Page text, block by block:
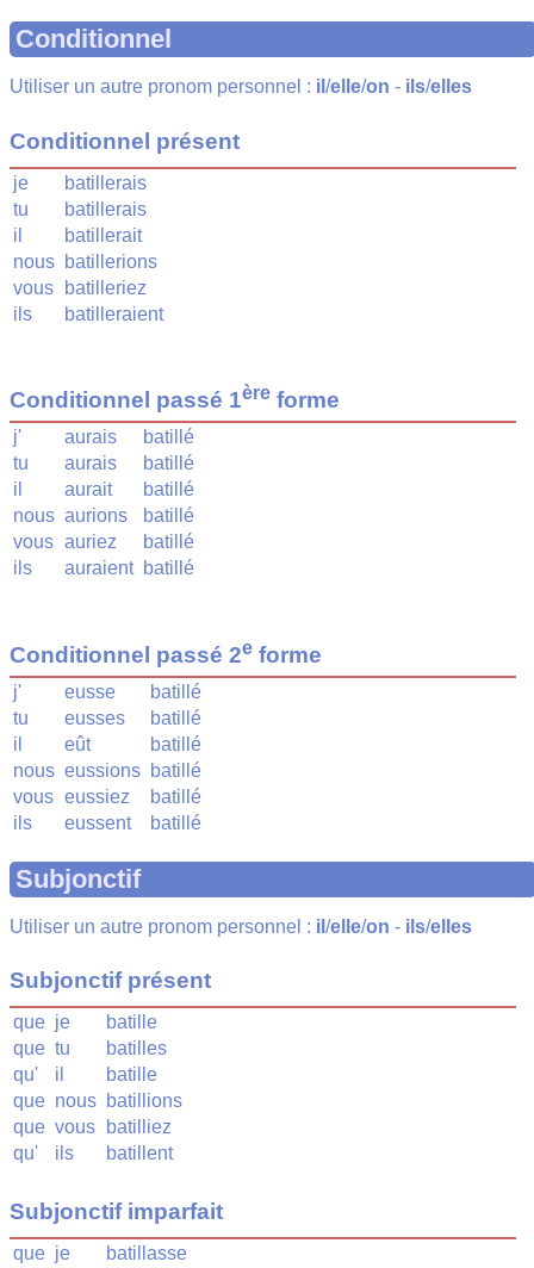
Conditionnel
Utiliser un autre pronom personnel : il /elle/on - ils/elles
Conditionnel présent
je
batillerais
tu
batillerais
il
batillerait
nous batillerions
vous
batilleriez
ils
batilleraient
Conditionnel passé 1ère forme
j' aurais
batillé
tu
aurais
batillé
il
aurait
batillé
nous aurions
batillé
vous auriez
batillé
ils
auraient batillé
Conditionnel passé 2e forme
j' eusse
batillé
tu
eusses
batillé
il
eût
batillé
nous eussions batillé
vous eussiez
batillé
ils
eussent batillé
Subjonctif
Utiliser un autre pronom personnel : il /elle/on - ils/elles
Subjonctif présent
que je
batille
que tu
batilles
qu'
il
batille
que nous batillions
que vous
batilliez
qu'
ils batillent
Subjonctif imparfait
que je
batillasse